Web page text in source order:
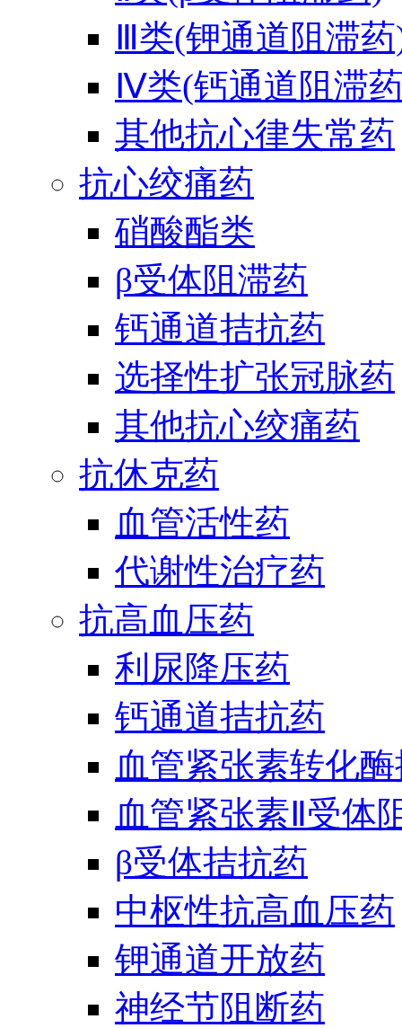
Ⅲ类(钾通道阻滞
Ⅳ类(钙通道阻滞
其他抗心律失常药
抗心绞痛药
硝酸酯类
β受体阻滞药
钙通道拮抗药
选择性扩张冠脉药
其他抗心绞痛药
抗休克药
血管活性药
代谢性治疗药
抗高血压药
利尿降压药
钙通道拮抗药
血管紧张素转化
血管紧张素Ⅱ受体
β受体拮抗药
中枢性抗高血压药
钾通道开放药
神经节阻断药